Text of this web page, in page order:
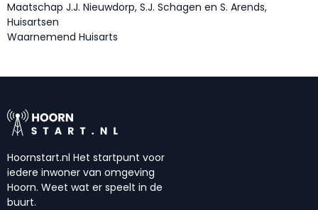
Maatschap J.J. Nieuwdorp, S.J. Schagen en S. Arends,
Huisartsen
Waarnemend Huisarts
Hoornstart.nl Het startpunt voor
iedere inwoner van omgeving
Hoorn. Weet wat er speelt in de
buurt.